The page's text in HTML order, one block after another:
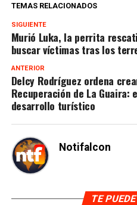
TEMAS RELACIONADOS
SIGUIENTE
Murió Luka, la perrita
buscar víctimas tras los
ANTERIOR
Delcy Rodríguez ordena
Recuperación de La Guaira:
desarrollo turístico
Notifalcon
TE